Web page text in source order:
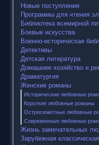
Новые поступления
Программы для чтения
Библиотека всемирной
Боевые искусства
Военно-историческая
Детективы
Детская литература
Домашнее хозяйство и
Драматургия
Женские романы
Исторические любовные
Короткие любовные романы
Остросюжетные любовные
Современные любовные
Жизнь замечательных
Зарубежная